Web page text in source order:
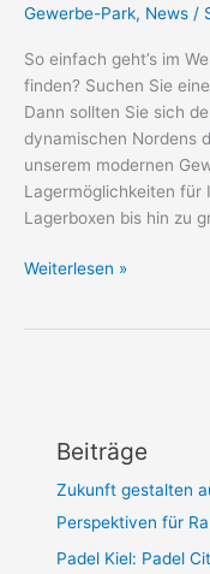
Gewerbe-Park, News /
So einfach geht’s im
finden? Suchen Sie
Dann sollten Sie sich
dynamischen Nordens
unserem modernen
Lagermöglichkeiten für
Lagerboxen bis hin zu
geht’s
Westufer
Maritim-
Park!
Weiterlesen »
Beiträge
Zukunft gestalten
Perspektiven für
Padel Kiel: Padel